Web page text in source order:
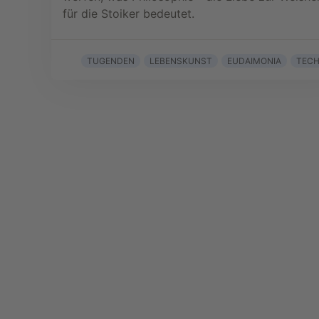
für die Stoiker bedeutet.
TUGENDEN LEBENSKUNST EUDAIMONIA